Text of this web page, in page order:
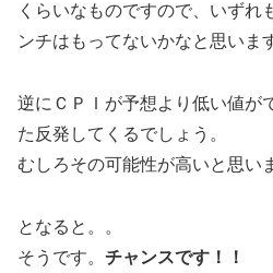
くらいなものですので、いずれ
ンチはもってないかなと思いま
逆にＣＰＩが予想より低い値が
た反発してくるでしょう。
むしろその可能性が高いと思い
となると。。
そうです。 チャンスです！！